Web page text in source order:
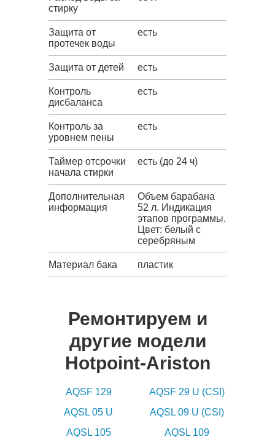
стирку
Защита от
протечек воды
есть
Защита от детей есть
Контроль
дисбаланса
есть
Контроль за
уровнем пены
есть
Таймер отсрочки
начала стирки
есть (до 24 ч)
Дополнительная
информация
Объем барабана
52 л. Индикация
этапов программы.
Цвет: белый с
серебряным
Материал бака пластик
Ремонтируем и
другие модели
Hotpoint-Ariston
AQSF 129
AQSF 29 U (CSI)
AQSL 05 U
AQSL 09 U (CSI)
AQSL 105
AQSL 109